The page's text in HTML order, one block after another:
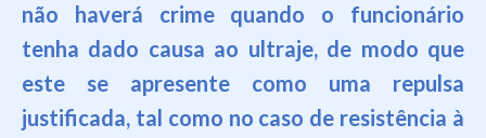
não haverá crime quando o funcionário
tenha dado causa ao ultraje, de modo que
este se apresente como uma repulsa
justificada, tal como no caso de resistência à